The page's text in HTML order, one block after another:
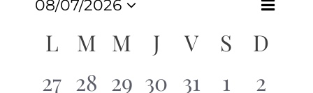
par
de
Mois
08/07/2026
une
date.
Calendrier
L M M J V S
D
0
27 0
28 0
29 0
30 0
31
0
1
0
2